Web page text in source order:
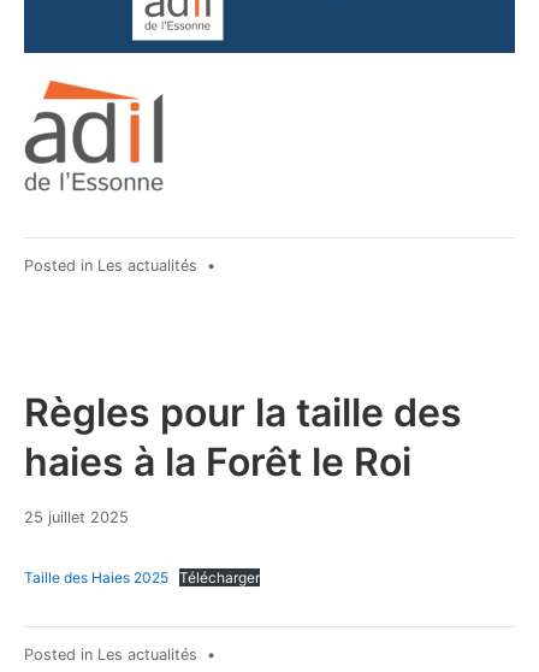
Posted in Les actualités •
Règles pour la taille des
haies à la Forêt le Roi
25 juillet 2025
Taille des Haies 2025 Télécharger
Posted in Les actualités •